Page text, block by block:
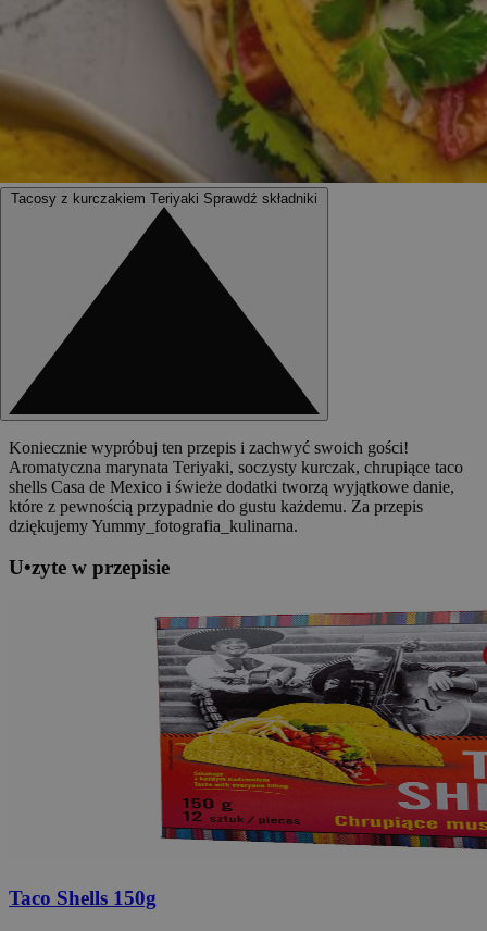
Tacosy z kurczakiem Teriyaki Sprawdź składniki
Koniecznie wypróbuj ten przepis i zachwyć swoich gości!
Aromatyczna marynata Teriyaki, soczysty kurczak, chrupiące taco
shells Casa de Mexico i świeże dodatki tworzą wyjątkowe danie,
które z pewnością przypadnie do gustu każdemu. Za przepis
dziękujemy Yummy_fotografia_kulinarna.
U•zyte w przepisie
Taco Shells 150g